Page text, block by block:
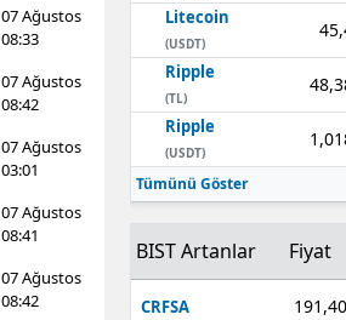
07 Ağustos
08:33
07 Ağustos
08:42
07 Ağustos
03:01
07 Ağustos
08:41
07 Ağustos
08:42
Litecoin
(USDT)
Ripple
(TL)
Ripple
(USDT)
Tümünü Göster
BIST Artanlar Fiyat
CRFSA 191,40